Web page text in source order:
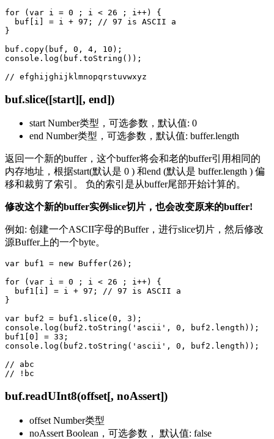
for (var i = 0 ; i < 26 ; i++) {
  buf[i] = i + 97; // 97 is ASCII a
}
buf.copy(buf, 0, 4, 10);
console.log(buf.toString());
buf.slice([start][, end])
start Number类型，可选参数，默认值: 0
end Number类型，可选参数，默认值: buffer.length
返回一个新的buffer，这个buffer将会和老的buffer引用相同的
内存地址，根据start(默认是 0 ) 和end (默认是 buffer.length ) 偏
移和裁剪了索引。 负的索引是从buffer尾部开始计算的。
修改这个新的buffer实例slice切片，也会改变原来的buffer!
例如: 创建一个ASCII字母的Buffer，进行slice切片，然后修改
源Buffer上的一个byte。
var buf1 = new Buffer(26);
for (var i = 0 ; i < 26 ; i++) {
  buf1[i] = i + 97; // 97 is ASCII a
}
var buf2 = buf1.slice(0, 3);
console.log(buf2.toString('ascii', 0, buf2.length));
buf1[0] = 33;
console.log(buf2.toString('ascii', 0, buf2.length));
// abc
buf.readUInt8(offset[, noAssert])
offset Number类型
noAssert Boolean，可选参数， 默认值: false